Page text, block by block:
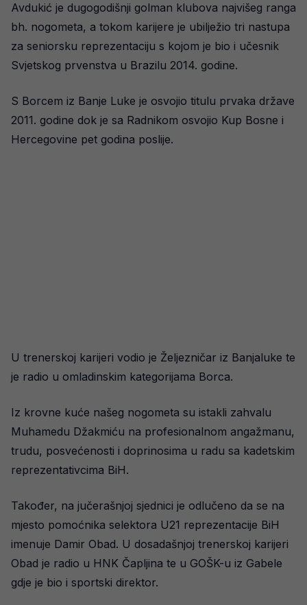
Avdukić je dugogodišnji golman klubova najvišeg ranga
bh. nogometa, a tokom karijere je ubilježio tri nastupa
za seniorsku reprezentaciju s kojom je bio i učesnik
Svjetskog prvenstva u Brazilu 2014. godine.
S Borcem iz Banje Luke je osvojio titulu prvaka države
2011. godine dok je sa Radnikom osvojio Kup Bosne i
Hercegovine pet godina poslije.
U trenerskoj karijeri vodio je Željezničar iz Banjaluke te
je radio u omladinskim kategorijama Borca.
Iz krovne kuće našeg nogometa su istakli zahvalu
Muhamedu Džakmiću na profesionalnom angažmanu,
trudu, posvećenosti i doprinosima u radu sa kadetskim
reprezentativcima BiH.
Također, na jučerašnjoj sjednici je odlučeno da se na
mjesto pomoćnika selektora U21 reprezentacije BiH
imenuje Damir Obad. U dosadašnjoj trenerskoj karijeri
Obad je radio u HNK Čapljina te u GOŠK-u iz Gabele
gdje je bio i sportski direktor.